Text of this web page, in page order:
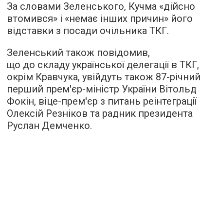
За словами Зеленського, Кучма «дійсно
втомився» і «немає інших причин» його
відставки з посади очільника ТКГ.
Зеленський також повідомив,
що до складу української делегації в ТКГ,
окрім Кравчука, увійдуть також 87-річний
перший прем'єр-міністр України Вітольд
Фокін, віце-прем'єр з питань реінтеграції
Олексій Резніков та радник президента
Руслан Демченко.